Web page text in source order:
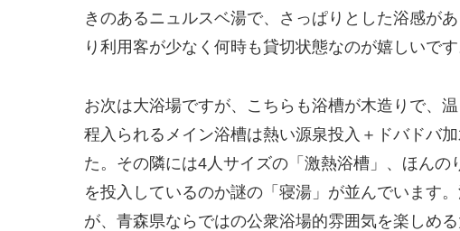
きのあるニュルスベ湯で、さっぱりとした浴感が
り利用客が少なく何時も貸切状態なのが嬉しいです
お次は大浴場ですが、こちらも浴槽が木造りで、
程入られるメイン浴槽は熱い源泉投入＋ドバドバ
た。その隣には4人サイズの「激熱浴槽」、ほん
を投入しているのか謎の「寝湯」が並んでいます
が、青森県ならではの公衆浴場的雰囲気を楽しめ